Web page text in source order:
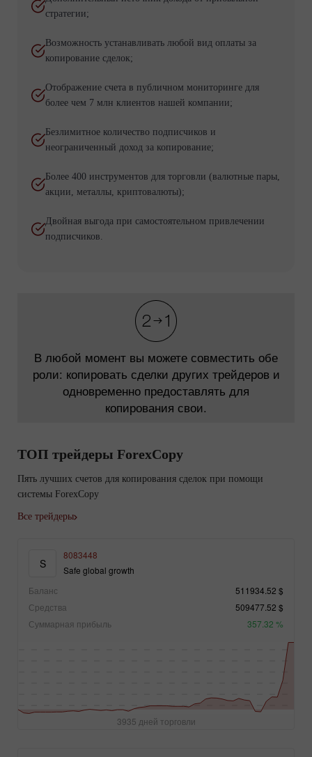
стратегии;
Возможность устанавливать любой вид оплаты за
копирование сделок;
Отображение счета в публичном мониторинге для
более чем 7 млн клиентов нашей компании;
Безлимитное количество подписчиков и
неограниченный доход за копирование;
Более 400 инструментов для торговли (валютные пары,
акции, металлы, криптовалюты);
Двойная выгода при самостоятельном привлечении
подписчиков.
В любой момент вы можете совместить обе
роли: копировать сделки других трейдеров и
одновременно предоставлять для
копирования свои.
ТОП трейдеры ForexCopy
Пять лучших счетов для копирования сделок при помощи
системы ForexCopy
Все трейдеры
S
8083448
Safe global growth
Баланс
511934.52 $
Средства
509477.52 $
Суммарная прибыль
357.32 %
3935 дней торговли